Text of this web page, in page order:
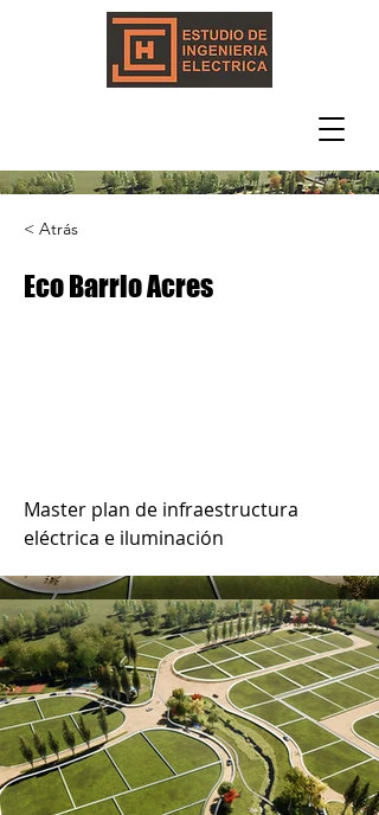
< Atrás
Eco Barrio Acres
Master plan de infraestructura
eléctrica e iluminación